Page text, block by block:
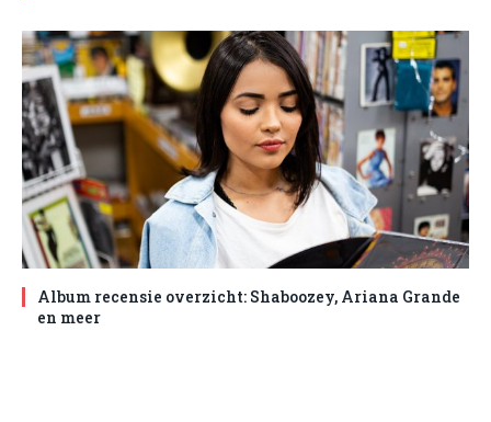
Album recensie overzicht: Shaboozey, Ariana Grande
en meer